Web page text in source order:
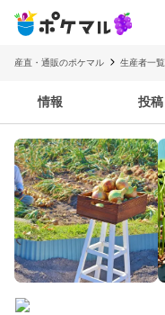
産直・通販のポケマル 生産者一覧
情報 投稿